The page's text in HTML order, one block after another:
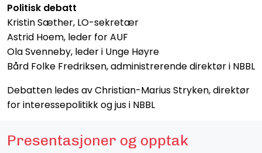
Politisk debatt
Kristin Sæther, LO-sekretær
Astrid Hoem, leder for AUF
Ola Svenneby, leder i Unge Høyre
Bård Folke Fredriksen, administrerende direktør i NBBL
Debatten ledes av Christian-Marius Stryken, direktør
for interessepolitikk og jus i NBBL
Presentasjoner og opptak